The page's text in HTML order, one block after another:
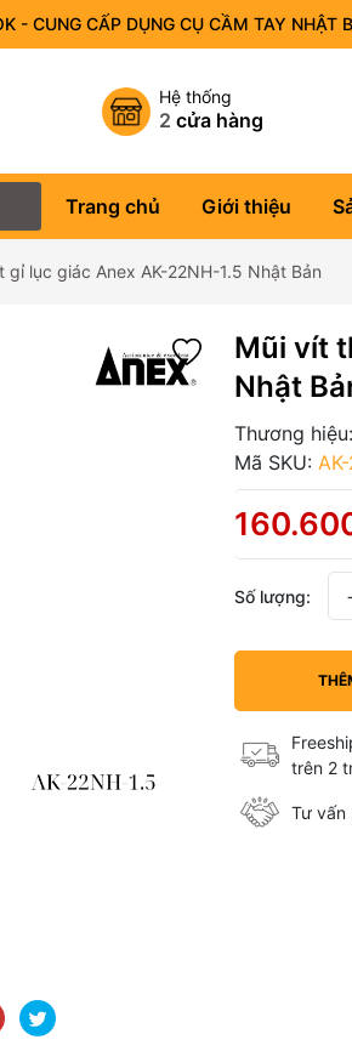
- CUNG CẤP DỤNG CỤ CẦM TAY NHẬT
Hệ thống
2 cửa hàng
Trang chủ Giới thiệu
gỉ lục giác Anex AK-22NH-1.5 Nhật Bản
Mũi vít
Nhật
Thương hiệu:
Mã SKU:
Số lượng:
trên 2
Tư vấn